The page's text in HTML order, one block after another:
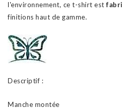
l'environnement, ce t-shirt est
finitions haut de gamme.
Descriptif :
Manche montée